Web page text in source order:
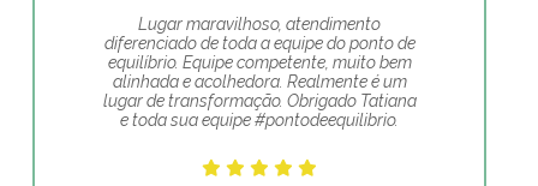
Lugar maravilhoso, atendimento
diferenciado de toda a equipe do ponto de
equilíbrio. Equipe competente, muito bem
alinhada e acolhedora. Realmente é um
lugar de transformação. Obrigado Tatiana
e toda sua equipe #pontodeequilibrio.